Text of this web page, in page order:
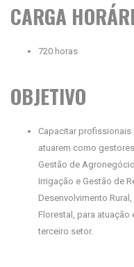
CARGA
720 horas
OBJETIVO
Capacitar
atuarem como
Gestão de
Irrigação e Gestão de
Desenvolvimento
Florestal, para
terceiro setor.